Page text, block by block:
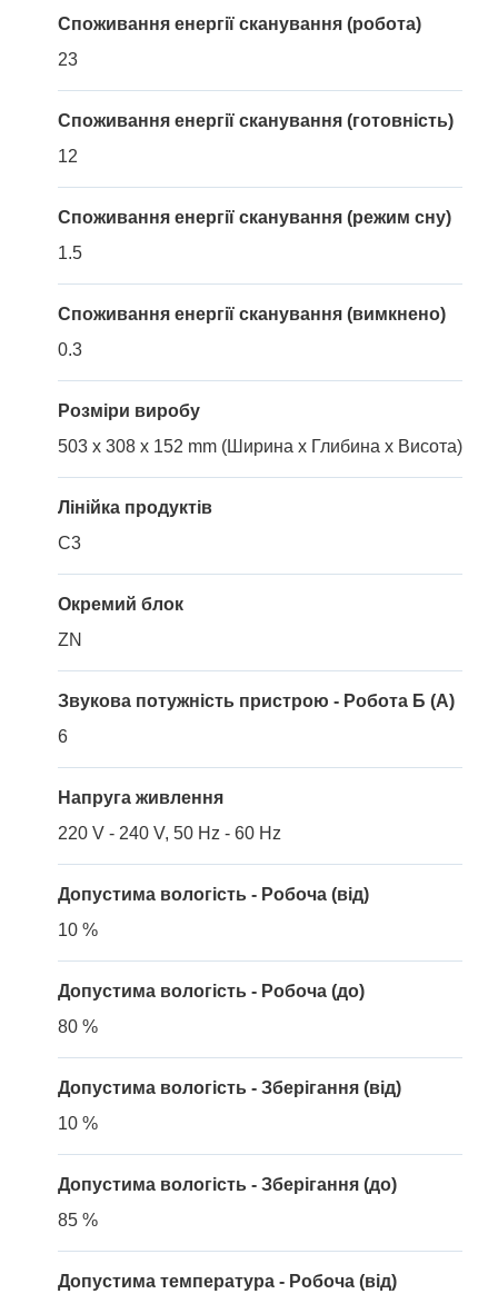
Споживання енергії сканування (робота)
23
Споживання енергії сканування (готовність)
12
Споживання енергії сканування (режим сну)
1.5
Споживання енергії сканування (вимкнено)
0.3
Розміри виробу
503 x 308 x 152 mm (Ширина x Глибина x Висота)
Лінійка продуктів
C3
Окремий блок
ZN
Звукова потужність пристрою - Робота Б (A)
6
Напруга живлення
220 V - 240 V, 50 Hz - 60 Hz
Допустима вологість - Робоча (від)
10 %
Допустима вологість - Робоча (до)
80 %
Допустима вологість - Зберігання (від)
10 %
Допустима вологість - Зберігання (до)
85 %
Допустима температура - Робоча (від)